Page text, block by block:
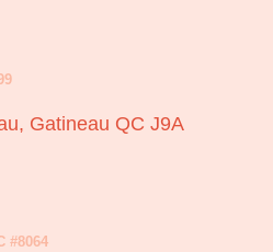
Gatineau QC J9A
#8064